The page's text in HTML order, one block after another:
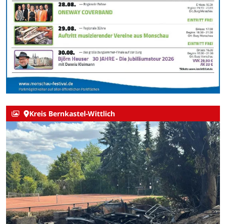
Kreis Bernkastel-Wittlich